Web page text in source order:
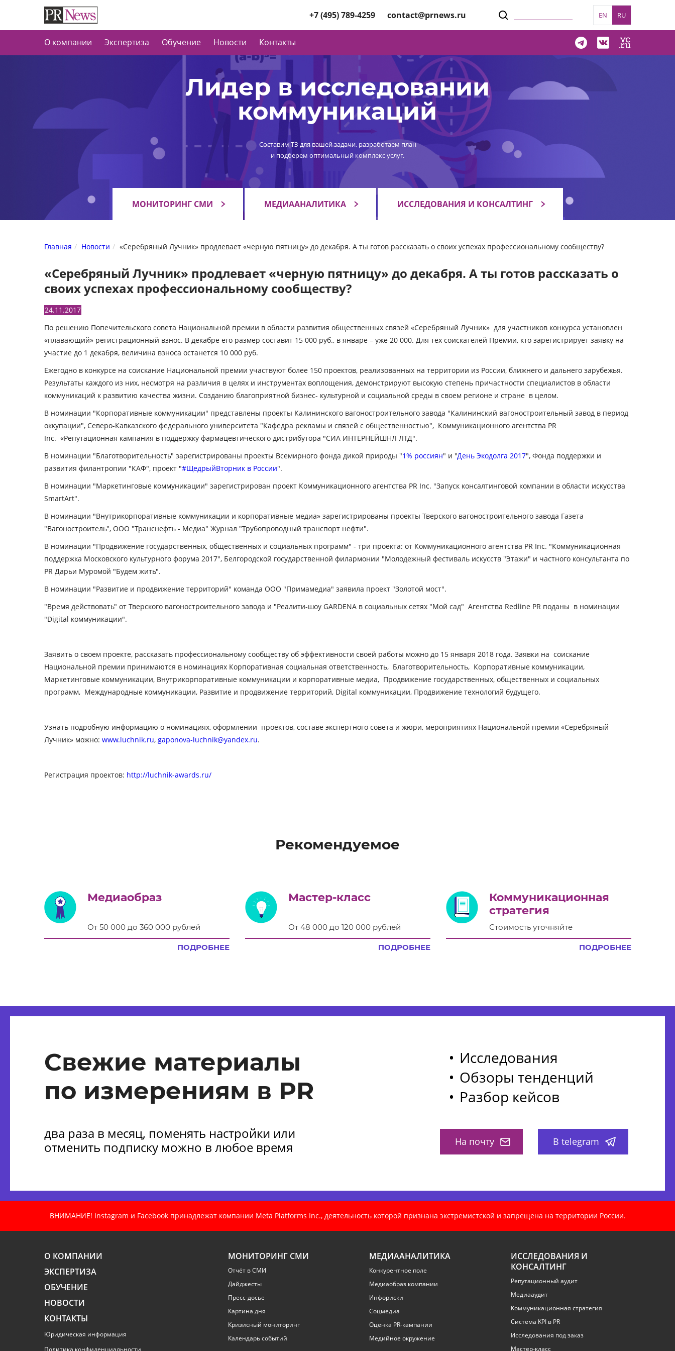
+7 (495) 789-4259 contact@prnews.ru EN RU
О компании Экспертиза Обучение Новости Контакты
Лидер в исследовании
коммуникаций
Составим ТЗ для вашей задачи, разработаем план
и подберем оптимальный комплекс услуг.
МОНИТОРИНГ СМИ МЕДИААНАЛИТИКА ИССЛЕДОВАНИЯ И КОНСАЛТИНГ
Главная Новости «Серебряный Лучник» продлевает «черную пятницу» до декабря. А ты готов рассказать о своих успехах профессиональному сообществу?
«Серебряный Лучник» продлевает «черную пятницу» до декабря. А ты готов рассказать о
своих успехах профессиональному сообществу?
24.11.2017
По решению Попечительского совета Национальной премии в области развития общественных связей «Серебряный Лучник» для участников конкурса установлен
«плавающий» регистрационный взнос. В декабре его размер составит 15 000 руб., в январе – уже 20 000. Для тех соискателей Премии, кто зарегистрирует заявку на
участие до 1 декабря, величина взноса останется 10 000 руб.
Ежегодно в конкурсе на соискание Национальной премии участвуют более 150 проектов, реализованных на территории из России, ближнего и дальнего зарубежья.
Результаты каждого из них, несмотря на различия в целях и инструментах воплощения, демонстрируют высокую степень причастности специалистов в области
коммуникаций к развитию качества жизни. Созданию благоприятной бизнес- культурной и социальной среды в своем регионе и стране в целом.
В номинации "Корпоративные коммуникации" представлены проекты Калининского вагоностроительного завода "Калининский вагоностроительный завод в период
оккупации", Северо-Кавказского федерального университета "Кафедра рекламы и связей с общественностью", Коммуникационного агентства PR
Inc. «Репутационная кампания в поддержку фармацевтического дистрибутора "СИА ИНТЕРНЕЙШНЛ ЛТД".
В номинации "Благотворительность" зарегистрированы проекты Всемирного фонда дикой природы "1% россиян" и "День Экодолга 2017", Фонда поддержки и
развития филантропии "КАФ", проект "#ЩедрыйВторник в России".
В номинации "Маркетинговые коммуникации" зарегистрирован проект Коммуникационного агентства PR Inc. "Запуск консалтинговой компании в области искусства
SmartArt".
В номинации "Внутрикорпоративные коммуникации и корпоративные медиа» зарегистрированы проекты Тверского вагоностроительного завода Газета
"Вагоностроитель", ООО "Транснефть - Медиа" Журнал "Трубопроводный транспорт нефти".
В номинации "Продвижение государственных, общественных и социальных программ" - три проекта: от Коммуникационного агентства PR Inc. "Коммуникационная
поддержка Московского культурного форума 2017", Белгородской государственной филармонии "Молодежный фестиваль искусств "Этажи" и частного консультанта по
PR Дарьи Муромой "Будем жить".
В номинации "Развитие и продвижение территорий" команда ООО "Примамедиа" заявила проект "Золотой мост".
"Время действовать" от Тверского вагоностроительного завода и "Реалити-шоу GARDENA в социальных сетях "Мой сад" Агентства Redline PR поданы в номинации
"Digital коммуникации".
Заявить о своем проекте, рассказать профессиональному сообществу об эффективности своей работы можно до 15 января 2018 года. Заявки на соискание
Национальной премии принимаются в номинациях Корпоративная социальная ответственность, Благотворительность, Корпоративные коммуникации,
Маркетинговые коммуникации, Внутрикорпоративные коммуникации и корпоративные медиа, Продвижение государственных, общественных и социальных
программ, Международные коммуникации, Развитие и продвижение территорий, Digital коммуникации, Продвижение технологий будущего.
Узнать подробную информацию о номинациях, оформлении проектов, составе экспертного совета и жюри, мероприятиях Национальной премии «Серебряный
Лучник» можно: www.luchnik.ru, gaponova-luchnik@yandex.ru.
Регистрация проектов: http://luchnik-awards.ru/
Рекомендуемое
Медиаобраз
От 50 000 до 360 000 рублей
ПОДРОБНЕЕ
Мастер-класс
От 48 000 до 120 000 рублей
ПОДРОБНЕЕ
Коммуникационная
стратегия
Стоимость уточняйте
ПОДРОБНЕЕ
Свежие материалы
по измерениям в PR
два раза в месяц, поменять настройки или
отменить подписку можно в любое время
Исследования
Обзоры тенденций
Разбор кейсов
На почту В telegram
ВНИМАНИЕ! Instagram и Facebook принадлежат компании Meta Platforms Inc., деятельность которой признана экстремистской и запрещена на территории России.
О КОМПАНИИ
ЭКСПЕРТИЗА
ОБУЧЕНИЕ
НОВОСТИ
КОНТАКТЫ
Юридическая информация
Политика конфиденциальности
МОНИТОРИНГ СМИ
Отчёт в СМИ
Дайджесты
Пресс-досье
Картина дня
Кризисный мониторинг
Календарь событий
МЕДИААНАЛИТИКА
Конкурентное поле
Медиаобраз компании
Инфориски
Соцмедиа
Оценка PR-кампании
Медийное окружение
ИССЛЕДОВАНИЯ И
КОНСАЛТИНГ
Репутационный аудит
Медиааудит
Коммуникационная стратегия
Система KPI в PR
Исследования под заказ
Мастер-класс